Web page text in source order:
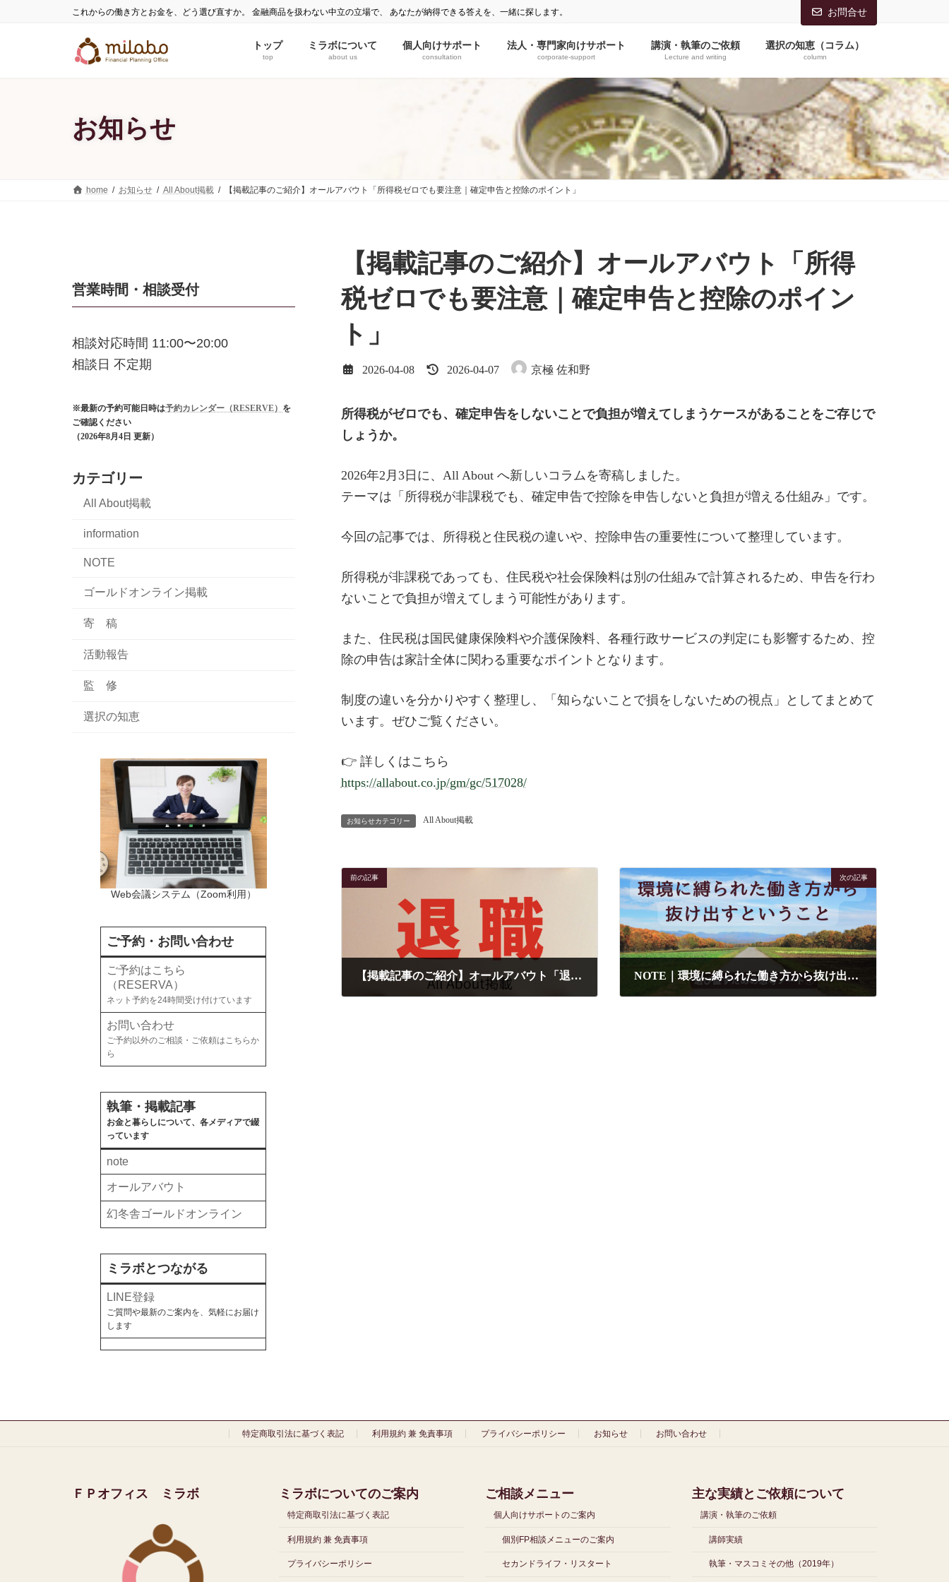
これからの働き方とお金を、どう選び直すか。 金融商品を扱わない中立の立場で、 あなたが納得できる答えを、一緒に探します。 お問合せ
トップ
top
ミラボについて
about us
個人向けサポート
consultation
法人・専門家向けサポート
corporate-support
講演・執筆のご依頼
Lecture and writing
選択の知恵（コラム）
column
お知らせ
home お知らせ All About掲載 【掲載記事のご紹介】オールアバウト「所得税ゼロでも要注意｜確定申告と控除のポイント」
【掲載記事のご紹介】オールアバウト「所得
税ゼロでも要注意｜確定申告と控除のポイン
ト」
2026-04-08
最
新
日
2026-04-07 京極 佐和野
所得税がゼロでも、確定申告をしないことで負担が増えてしまうケースがあることをご存じで
しょうか。
2026年2月3日に、All About へ新しいコラムを寄稿しました。
テーマは「所得税が非課税でも、確定申告で控除を申告しないと負担が増える仕組み」です。
今回の記事では、所得税と住民税の違いや、控除申告の重要性について整理しています。
所得税が非課税であっても、住民税や社会保険料は別の仕組みで計算されるため、申告を行わ
ないことで負担が増えてしまう可能性があります。
また、住民税は国民健康保険料や介護保険料、各種行政サービスの判定にも影響するため、控
除の申告は家計全体に関わる重要なポイントとなります。
制度の違いを分かりやすく整理し、「知らないことで損をしないための視点」としてまとめて
います。ぜひご覧ください。
👉 詳しくはこちら
https://allabout.co.jp/gm/gc/517028/
お知らせカテゴリー All About掲載
前の記事
【掲載記事のご紹介】オールアバウト「退職後に受け取るお金の課税・非課税｜退職後1年目のポイント」
次の記事
NOTE｜環境に縛られた働き方から抜け出す「選び直し」という視点
営業時間・相談受付
相談対応時間 11:00〜20:00
相談日 不定期
※最新の予約可能日時は予約カレンダー（RESERVE） を
ご確認ください
（2026年8月4日 更新）
カテゴリー
All About掲載
information
NOTE
ゴールドオンライン掲載
寄 稿
活動報告
監 修
選択の知恵
Web会議システム（Zoom利用）
ご予約・お問い合わせ
ご予約はこちら
（RESERVA）
ネット予約を24時間受け付けています
お問い合わせ
ご予約以外のご相談・ご依頼はこちらか
ら
執筆・掲載記事
お金と暮らしについて、各メディアで綴
っています
note
オールアバウト
幻冬舎ゴールドオンライン
ミラボとつながる
LINE登録
ご質問や最新のご案内を、気軽にお届け
します
特定商取引法に基づく表記 利用規約 兼 免責事項 プライバシーポリシー お知らせ お問い合わせ
ＦＰオフィス ミラボ ミラボについてのご案内
特定商取引法に基づく表記
利用規約 兼 免責事項
プライバシーポリシー
ご相談メニュー
個人向けサポートのご案内
個別FP相談メニューのご案内
セカンドライフ・リスタート
主な実績とご依頼について
講演・執筆のご依頼
講師実績
執筆・マスコミその他（2019年）